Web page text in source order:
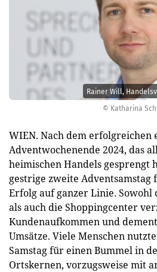
© Katharina
Rainer Will,
WIEN. Nach dem erfolgreichen
Adventwochenende 2024, das
heimischen Handels gesprengt
gestrige zweite Adventsamstag
Erfolg auf ganzer Linie. Sowohl
als auch die Shoppingcenter
Kundenaufkommen und
Umsätze. Viele Menschen
Samstag für einen Bummel in
Ortskernen, vorzugsweise mit